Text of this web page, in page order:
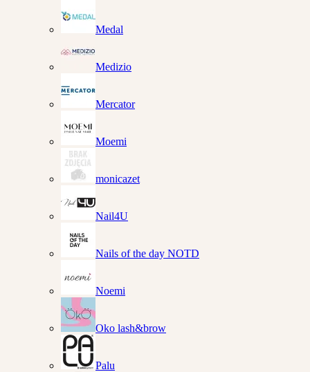
Medal
Medizio
Mercator
Moemi
monicazet
Nail4U
Nails of the day NOTD
Noemi
Oko lash&brow
Palu